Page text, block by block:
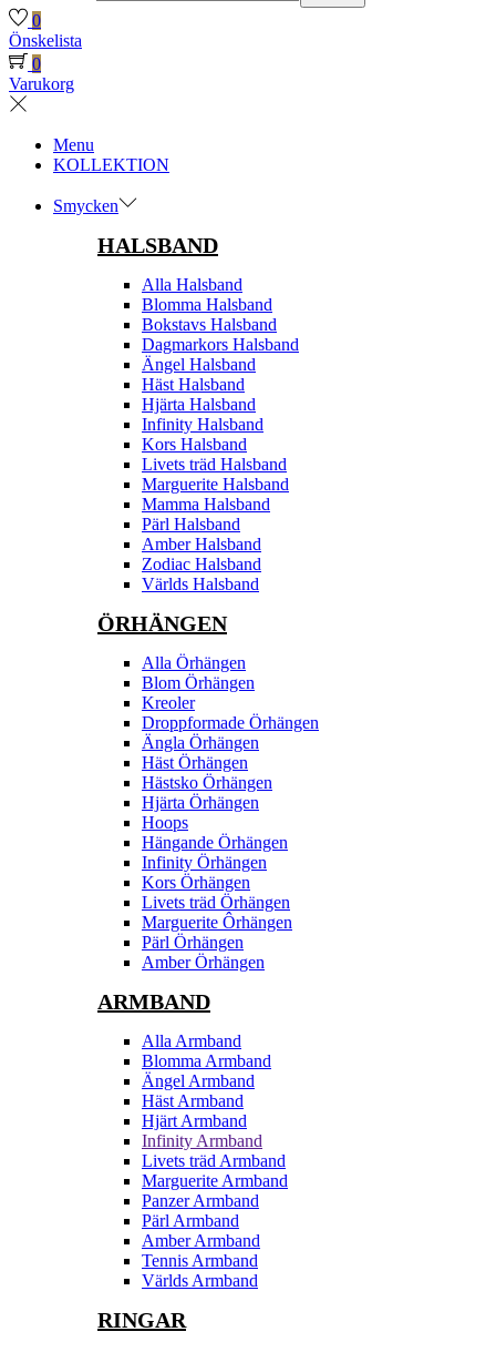
0
Önskelista
0
Varukorg
Menu
KOLLEKTION
Smycken
HALSBAND
Alla Halsband
Blomma Halsband
Bokstavs Halsband
Dagmarkors Halsband
Ängel Halsband
Häst Halsband
Hjärta Halsband
Infinity Halsband
Kors Halsband
Livets träd Halsband
Marguerite Halsband
Mamma Halsband
Pärl Halsband
Amber Halsband
Zodiac Halsband
Världs Halsband
ÖRHÄNGEN
Alla Örhängen
Blom Örhängen
Kreoler
Droppformade Örhängen
Ängla Örhängen
Häst Örhängen
Hästsko Örhängen
Hjärta Örhängen
Hoops
Hängande Örhängen
Infinity Örhängen
Kors Örhängen
Livets träd Örhängen
Marguerite Ôrhängen
Pärl Örhängen
Amber Örhängen
ARMBAND
Alla Armband
Blomma Armband
Ängel Armband
Häst Armband
Hjärt Armband
Infinity Armband
Livets träd Armband
Marguerite Armband
Panzer Armband
Pärl Armband
Amber Armband
Tennis Armband
Världs Armband
RINGAR